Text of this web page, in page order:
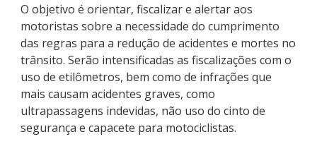
O objetivo é orientar, fiscalizar e alertar aos
motoristas sobre a necessidade do cumprimento
das regras para a redução de acidentes e mortes no
trânsito. Serão intensificadas as fiscalizações com o
uso de etilômetros, bem como de infrações que
mais causam acidentes graves, como
ultrapassagens indevidas, não uso do cinto de
segurança e capacete para motociclistas.